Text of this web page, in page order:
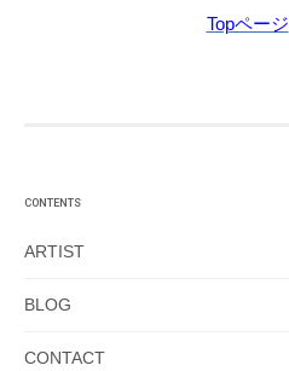
Topページ
CONTENTS
ARTIST
BLOG
CONTACT